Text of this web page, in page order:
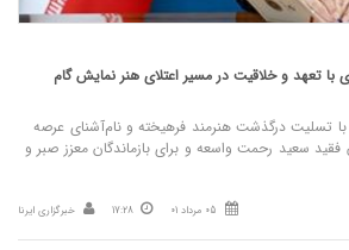
با تعهد و خلاقیت در مسیر اعتلای هنر نمایش گام
تسلیت درگذشت هنرمند فرهیخته و نام‌آشنای عرصه
فقید سعید رحمت واسعه و برای بازماندگان معزز صبر و
05 مرداد 01 17:28 خبرگزاری ایرنا